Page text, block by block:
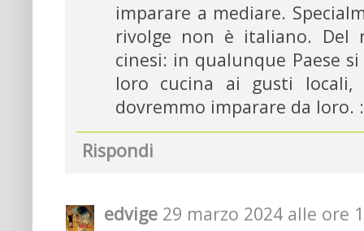
imparare a mediare.
rivolge non è italiano. Del
cinesi: in qualunque Paese
loro cucina ai gusti locali,
dovremmo imparare da loro.
Rispondi
edvige 29 marzo 2024 alle ore